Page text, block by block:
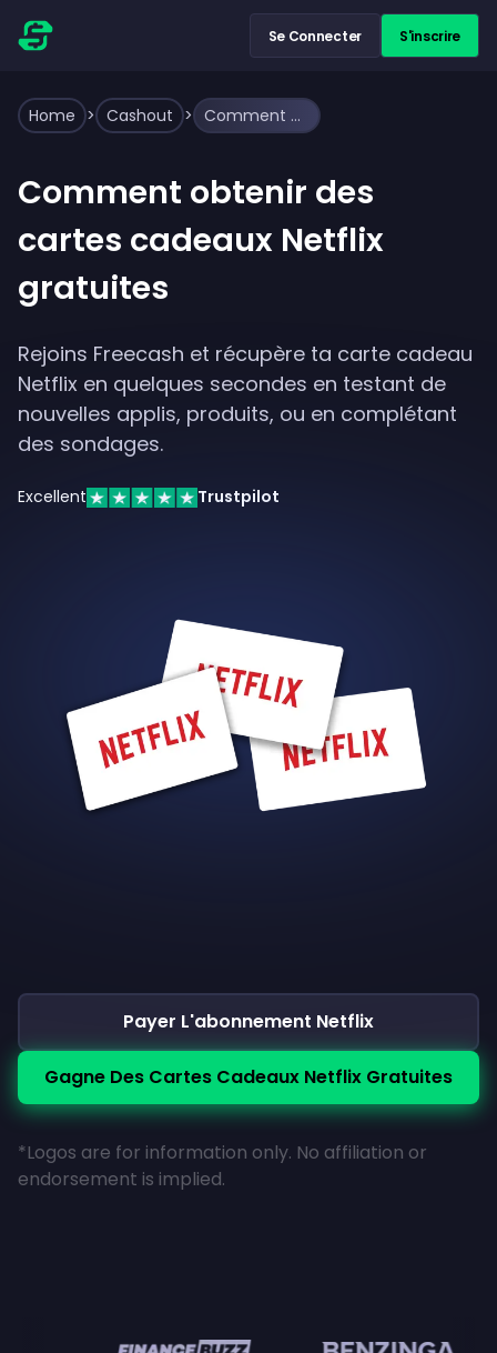
Se Connecter S'inscrire
Home > Cashout > Comment obtenir des cartes cadeaux Netflix gratuites
Comment obtenir des
cartes cadeaux Netflix
gratuites
Rejoins Freecash et récupère ta carte cadeau
Netflix en quelques secondes en testant de
nouvelles applis, produits, ou en complétant
des sondages.
Excellent Trustpilot
Payer L'abonnement Netflix
Gagne Des Cartes Cadeaux Netflix Gratuites
*Logos are for information only. No affiliation or
endorsement is implied.